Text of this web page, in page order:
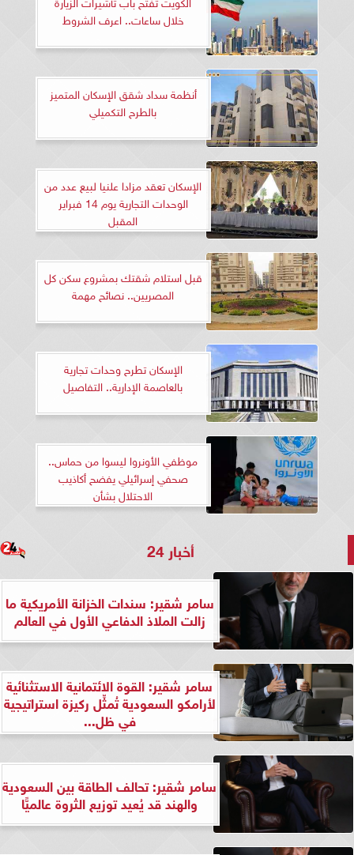
خلال ساعات.. اعرف الشروط
أنظمة سداد شقق الإسكان المتميز
بالطرح التكميلي
الإسكان تعقد مزادا علنيا لبيع عدد من
الوحدات التجارية يوم 14 فبراير
المقبل
قبل استلام شقتك بمشروع سكن كل
المصريين.. نصائح مهمة
الإسكان تطرح وحدات تجارية
بالعاصمة الإدارية.. التفاصيل
موظفي الأونروا ليسوا من حماس..
صحفي إسرائيلي يفضح أكاذيب
الاحتلال بشأن
أخبار 24
سامر شقير: سندات الخزانة الأمريكية ما
زالت الملاذ الدفاعي الأول في العالم
سامر شقير: القوة الائتمانية الاستثنائية
لأرامكو السعودية تُمثِّل ركيزة استراتيجية
في ظل...
سامر شقير: تحالف الطاقة بين السعودية
والهند قد يُعيد توزيع الثروة عالميًّا